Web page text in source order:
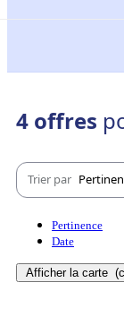
4 offres
Trier par
Pertinence
Date
Afficher la carte